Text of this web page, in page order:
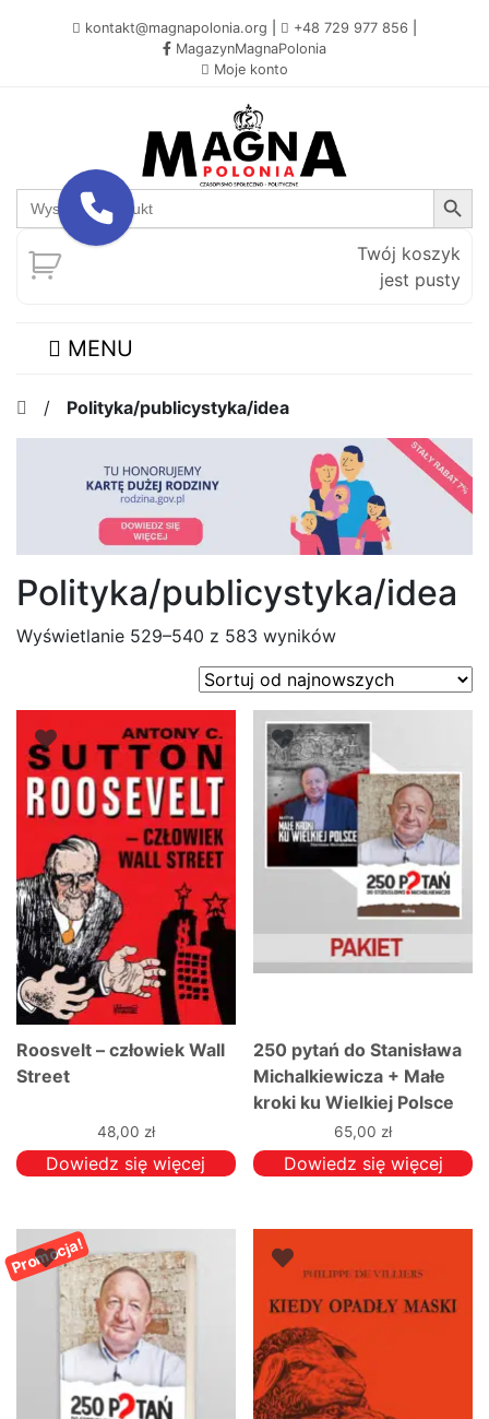
kontakt@magnapolonia.org +48 729 977 856
MagazynMagnaPolonia
Moje konto
Search
for:
Search Button
Twój koszyk
jest pusty
MENU
/ Polityka/publicystyka/idea
Polityka/publicystyka/idea
Wyświetlanie 529–540 z 583 wynikówPosortowane
według
najnowszych
Roosvelt – człowiek Wall
Street
48,00 zł
Dowiedz się więcej
250 pytań do Stanisława
Michalkiewicza + Małe
kroki ku Wielkiej Polsce
65,00 zł
Dowiedz się więcej
Promocja!